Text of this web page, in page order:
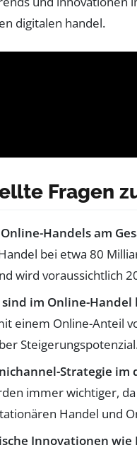
Fragen
Handels am
bei etwa 80
wird voraussichtlich
im Online-Handel
einem Online-Anteil
Strategie im
immer wichtiger,
Handel und
Innovationen wie